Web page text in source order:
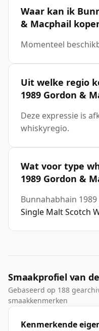
Waar kan ik
& Macphail
Momenteel
Uit welke regio
1989 Gordon &
Deze expressie is
whiskyregio.
Wat voor type
1989 Gordon &
Bunnahabhain
Single Malt Scotch
Smaakprofiel van
Gebaseerd op 188
smaakkenmerken
Kenmerkende